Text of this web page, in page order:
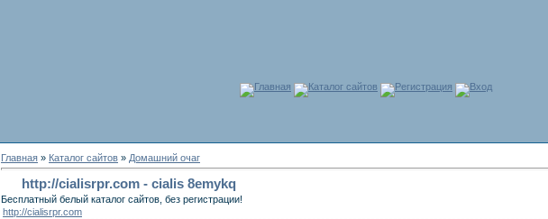
Главная Каталог сайтов Регистрация Вход
Главная » Каталог сайтов » Домашний очаг
http://cialisrpr.com - cialis 8emykq
Бесплатный белый каталог сайтов, без регистрации!
http://cialisrpr.com